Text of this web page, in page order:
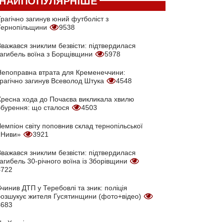
загинув юний футболіст з
9538
зниклим безвісти: підтвердилася
воїна з Борщівщини
5978
втрата для Кременеччини:
загинув Всеволод Штука
4548
хода до Почаєва викликала хвилю
що сталося
4503
світу поповнив склад тернопільської
3921
зниклим безвісти: підтвердилася
30-річного воїна із Зборівщини
ДТП у Теребовлі та зник: поліція
жителя Гусятинщини (фото+відео)